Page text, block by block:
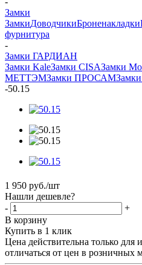
Замки
ЗамкиДоводчикиБроненакладки
фурнитура
-
Замки ГАРДИАН
Замки KaleЗамки CISAЗамки
МЕТТЭМЗамки ПРОСАМ
-50.15
1 950 руб./шт
Нашли дешевле?
-
+
В корзину
Купить в 1 клик
Цена действительна только для
отличаться от цен в розничных